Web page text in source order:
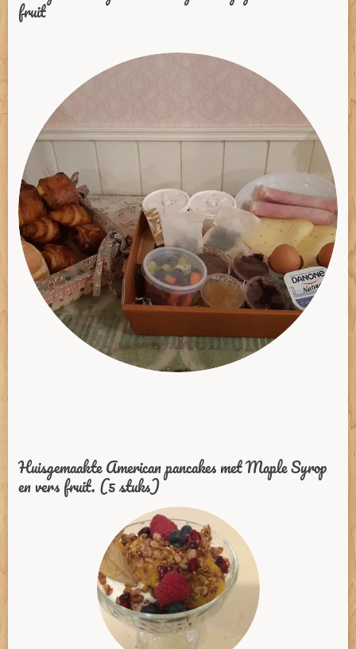
fruit
Huisgemaakte American pancakes met Maple Syrop
en vers fruit. (5 stuks)